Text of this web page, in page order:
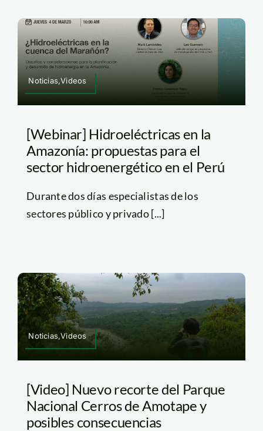
Noticias,Videos
[Webinar] Hidroeléctricas en la
Amazonía: propuestas para el
sector hidroenergético en el Perú
Durante dos días especialistas de los
sectores público y privado [...]
Noticias,Videos
[Video] Nuevo recorte del Parque
Nacional Cerros de Amotape y
posibles consecuencias